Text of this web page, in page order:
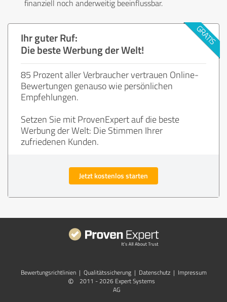
finanziell noch anderweitig beeinflussbar.
Ihr guter Ruf:
Die beste Werbung der Welt!
85 Prozent aller Verbraucher vertrauen Online-
Bewertungen genauso wie persönlichen
Empfehlungen.
Setzen Sie mit ProvenExpert auf die beste
Werbung der Welt: Die Stimmen Ihrer
zufriedenen Kunden.
Jetzt kostenlos starten
Bewertungs­richtlinien | Qualitätssicherung | Datenschutz | Impressum
©
2011 - 2026 Expert Systems
AG